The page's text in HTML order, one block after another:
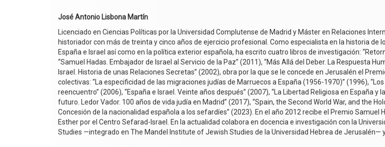
José Antonio Lisbona Martín
Licenciado en Ciencias Políticas por la Universidad Complutense de Madrid y Máster en Relaciones
historiador con más de treinta y cinco años de ejercicio profesional. Como especialista en la historia
España e Israel así como en la política exterior española, ha escrito cuatro libros de investigación:
“Samuel Hadas. Embajador de Israel al Servicio de la Paz” (2011), “Más Allá del Deber. La Respuesta
Israel. Historia de unas Relaciones Secretas” (2002), obra por la que se le concede en Jerusalén el
colectivas: “La especificidad de las migraciones judías de Marruecos a España (1956-1970)” (1996),
reencuentro” (2006), “España e Israel. Veinte años después” (2007), “La Libertad Religiosa en España y
futuro. Ledor Vador. 100 años de vida judía en Madrid” (2017), “Spain, the Second World War, and the
Concesión de la nacionalidad española a los sefardíes” (2023). En el año 2012 recibe el Premio Samuel
Esther por el Centro Sefarad-Israel. En la actualidad colabora en docencia e investigación con la
Studies —integrado en The Mandel Institute of Jewish Studies de la Universidad Hebrea de Jerusalén—